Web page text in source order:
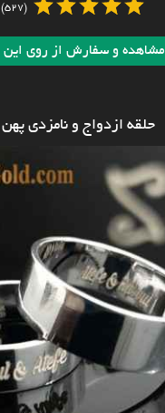
(527)
مشاهده و سفارش از روی این
حلقه ازدواج و نامزدی پهن